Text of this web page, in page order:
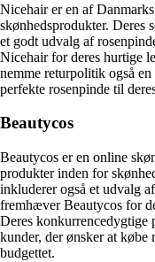
Nicehair er en af
skønhedsprodukter. Deres
et godt udvalg af
Nicehair for deres hurtige
nemme returpolitik også
perfekte rosenpinde til
Beautycos
Beautycos er en online
produkter inden for
inkluderer også et udvalg
fremhæver Beautycos for
Deres
kunder, der ønsker at
budgettet.